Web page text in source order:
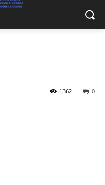
0
1362